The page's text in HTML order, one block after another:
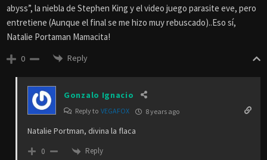
abyss”, la niebla de Stephen King y el video juego parasite eve, pero
entretiene (Aunque el final se me hizo muy rebuscado)..Eso sí,
Natalie Portaman Mamacita!
0 Reply
Gonzalo Ignacio
Reply to VEGAFOX 8 years ago
Natalie Portman, divina la flaca
0 Reply